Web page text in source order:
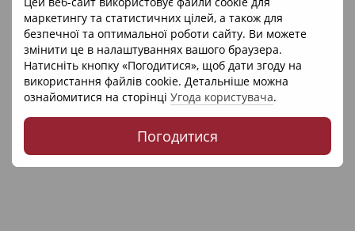
маркетингу та статистичних цілей, а також для
безпечної та оптимальної роботи сайту. Ви можете
змінити це в налаштуваннях вашого браузера.
Натисніть кнопку «Погодитися», щоб дати згоду на
використання файлів cookie. Детальніше можна
ознайомитися на сторінці Угода користувача.
Погодитися
Danikafarm
Фенугрек (Пажитник сінний), Danikafarm, 90 таблеток
59 грн
Немає в наявності